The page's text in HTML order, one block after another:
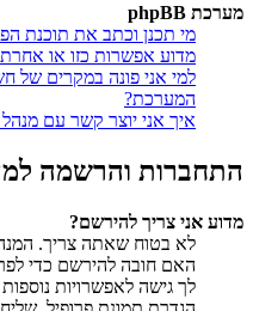
מערכת phpBB
מי תכנן וכתב את תוכנת
מדוע אפשרות כזו או
למי אני פונה במקרים של
המערכת?
איך אני יוצר קשר עם מנהל
התחברות והרשמה
מדוע אני צריך להירשם?
לא בטוח שאתה צריך.
האם חובה להירשם כדי
לך גישה לאפשרויות